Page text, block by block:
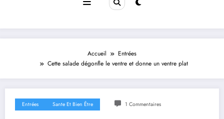
Accueil
Entrées
Cette salade dégonfle le ventre et donne un ventre plat
Entrées Sante Et Bien Être 1 Commentaires